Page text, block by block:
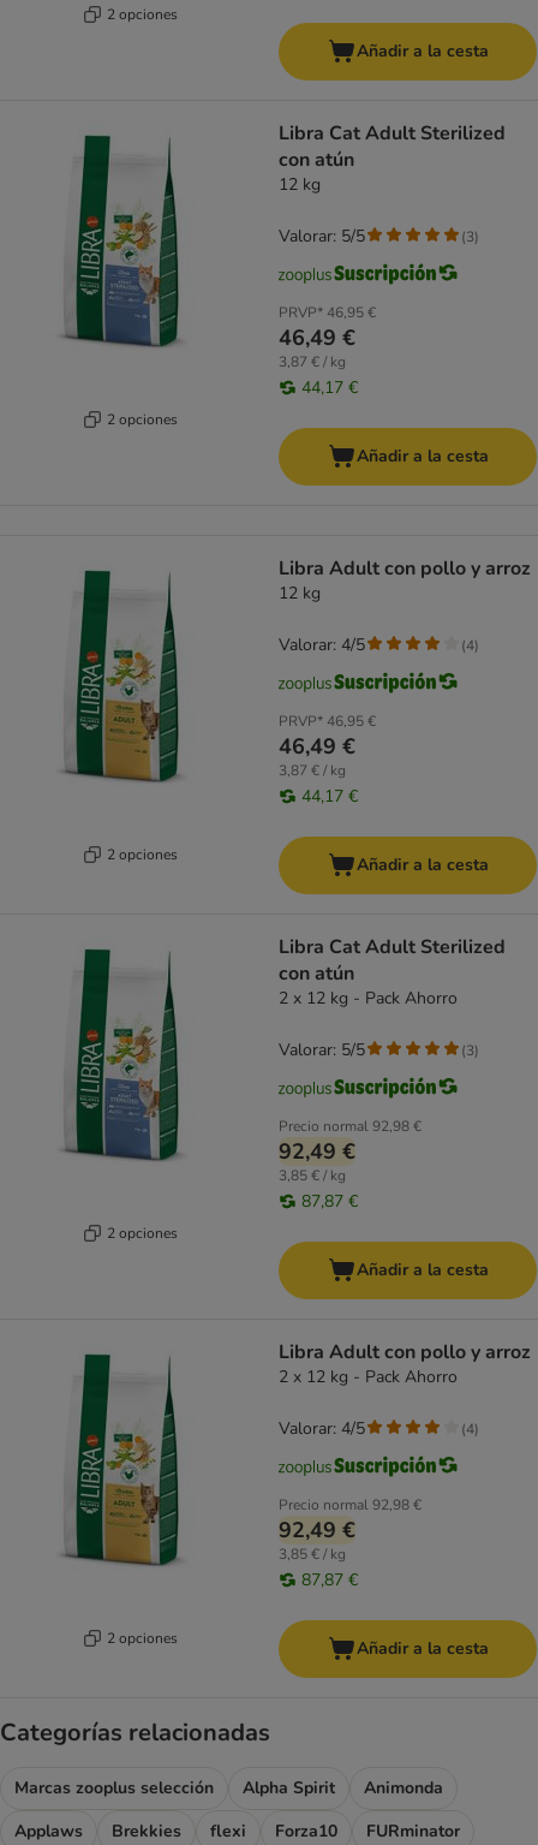
2 opciones
Añadir a la cesta
2 opciones
Libra Cat Adult Sterilized
con atún
12 kg
PRVP*46,95 €
46,49 €
3,87 € / kg
44,17 €
Valorar: 5/5 (3)
Añadir a la cesta
2 opciones
Libra Adult con pollo y arroz
12 kg
PRVP*46,95 €
46,49 €
3,87 € / kg
44,17 €
Valorar: 4/5 (4)
Añadir a la cesta
2 opciones
Libra Cat Adult Sterilized
con atún
2 x 12 kg - Pack Ahorro
Precio normal92,98 €
92,49 €
3,85 € / kg
87,87 €
Valorar: 5/5 (3)
Añadir a la cesta
2 opciones
Libra Adult con pollo y arroz
2 x 12 kg - Pack Ahorro
Precio normal92,98 €
92,49 €
3,85 € / kg
87,87 €
Valorar: 4/5 (4)
Añadir a la cesta
Categorías relacionadas
Marcas zooplus selección Alpha Spirit
Animonda
Applaws
Brekkies flexi Forza10
FURminator